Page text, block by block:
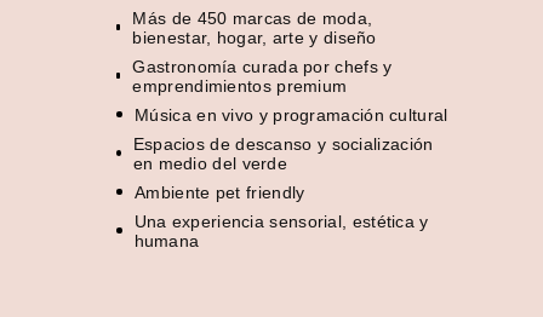
Más de 450 marcas de moda,
bienestar, hogar, arte y diseño
Gastronomía curada por chefs y
emprendimientos premium
Música en vivo y programación cultural
Espacios de descanso y socialización
en medio del verde
Ambiente pet friendly
Una experiencia sensorial, estética y
humana